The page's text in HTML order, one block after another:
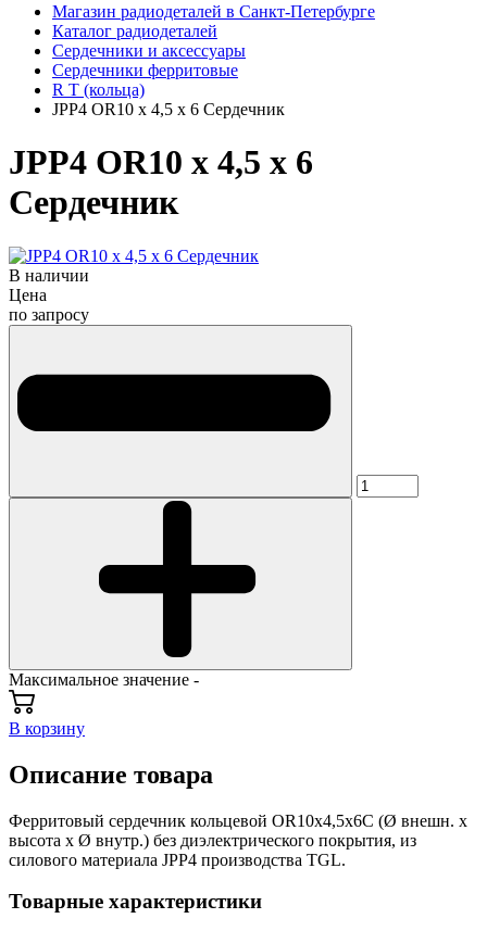
Магазин радиодеталей в Санкт-Петербурге
Каталог радиодеталей
Сердечники и аксессуары
Сердечники ферритовые
R T (кольца)
JPP4 OR10 х 4,5 х 6 Сердечник
JPP4 OR10 х 4,5 х 6
Сердечник
В наличии
Цена
по запросу
Максимальное значение -
В корзину
Описание товара
Ферритовый сердечник кольцевой OR10х4,5х6С (Ø внешн. х
высота х Ø внутр.) без диэлектрического покрытия, из
силового материала JPP4 производства TGL.
Товарные характеристики